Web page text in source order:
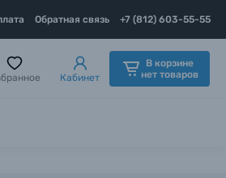
Обратная связь +7 (812) 603-55-55
Кабинет
В корзине
нет товаров